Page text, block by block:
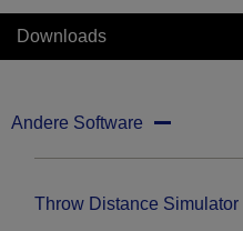
Downloads
Andere Software
Throw Distance Simulator